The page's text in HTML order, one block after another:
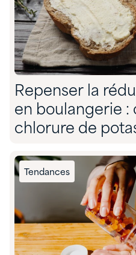
Repenser la
en boulangerie :
chlorure de
Tendances